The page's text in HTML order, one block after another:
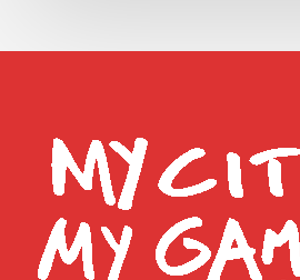
und
Klein.